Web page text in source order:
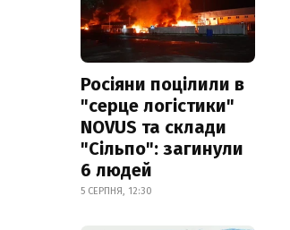
Росіяни поцілили в
"серце логістики"
NOVUS та склади
"Сільпо": загинули
6 людей
5 СЕРПНЯ, 12:30